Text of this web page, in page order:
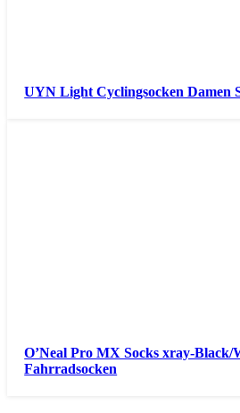
UYN Light Cyclingsocken Damen
O’Neal Pro MX Socks xray-Black/
Fahrradsocken